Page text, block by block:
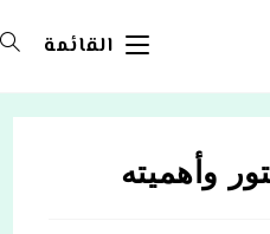
القائمة
وأهميته